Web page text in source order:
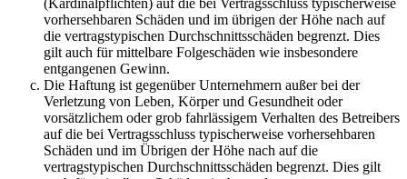
vorhersehbaren Schäden und im übrigen der Höhe nach auf
die vertragstypischen Durchschnittsschäden begrenzt. Dies
gilt auch für mittelbare Folgeschäden wie insbesondere
entgangenen Gewinn.
Die Haftung ist gegenüber Unternehmern außer bei der
Verletzung von Leben, Körper und Gesundheit oder
vorsätzlichem oder grob fahrlässigem Verhalten des Betreibers
auf die bei Vertragsschluss typischerweise vorhersehbaren
Schäden und im Übrigen der Höhe nach auf die
vertragstypischen Durchschnittsschäden begrenzt. Dies gilt